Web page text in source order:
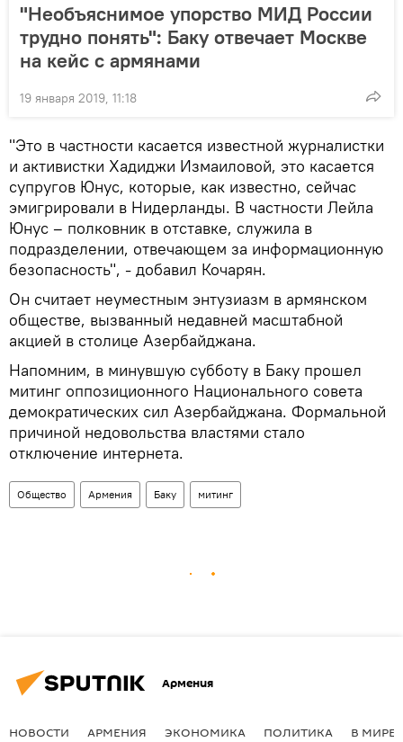
"Необъяснимое упорство МИД России
трудно понять": Баку отвечает Москве
на кейс с армянами
19 января 2019, 11:18
"Это в частности касается известной журналистки
и активистки Хадиджи Измаиловой, это касается
супругов Юнус, которые, как известно, сейчас
эмигрировали в Нидерланды. В частности Лейла
Юнус – полковник в отставке, служила в
подразделении, отвечающем за информационную
безопасность", - добавил Кочарян.
Он считает неуместным энтузиазм в армянском
обществе, вызванный недавней масштабной
акцией в столице Азербайджана.
Напомним, в минувшую субботу в Баку прошел
митинг оппозиционного Национального совета
демократических сил Азербайджана. Формальной
причиной недовольства властями стало
отключение интернета.
Общество Армения Баку митинг
Армения
НОВОСТИ АРМЕНИЯ ЭКОНОМИКА ПОЛИТИКА В МИРЕ